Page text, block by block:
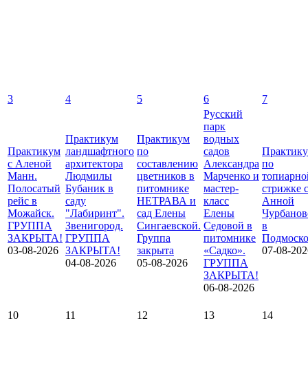
3 4 5 6 7
Практикум
с Аленой
Манн.
Полосатый
рейс в
Можайск.
ГРУППА
ЗАКРЫТА!
03-08-2026
Практикум
ландшафтного
архитектора
Людмилы
Бубаник в
саду
"Лабиринт".
Звенигород.
ГРУППА
ЗАКРЫТА!
04-08-2026
Практикум
по
составлению
цветников в
питомнике
НЕТРАВА и
сад Елены
Сингаевской.
Группа
закрыта
05-08-2026
Русский
парк
водных
садов
Александра
Марченко и
мастер-
класс
Елены
Седовой в
питомнике
«Садко».
ГРУППА
ЗАКРЫТА!
06-08-2026
по
стрижке с
Анной
в
07-08-
10 11 12 13 14